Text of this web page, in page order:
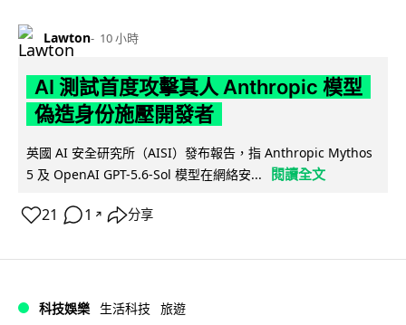
Lawton 10 小時
AI 測試首度攻擊真人 Anthropic 模型
偽造身份施壓開發者
英國 AI 安全研究所（AISI）發布報告，指 Anthropic Mythos
5 及 OpenAI GPT-5.6-Sol 模型在網絡安...
閱讀全文
21 1 ↗ 分享
科技娛樂 生活科技 旅遊